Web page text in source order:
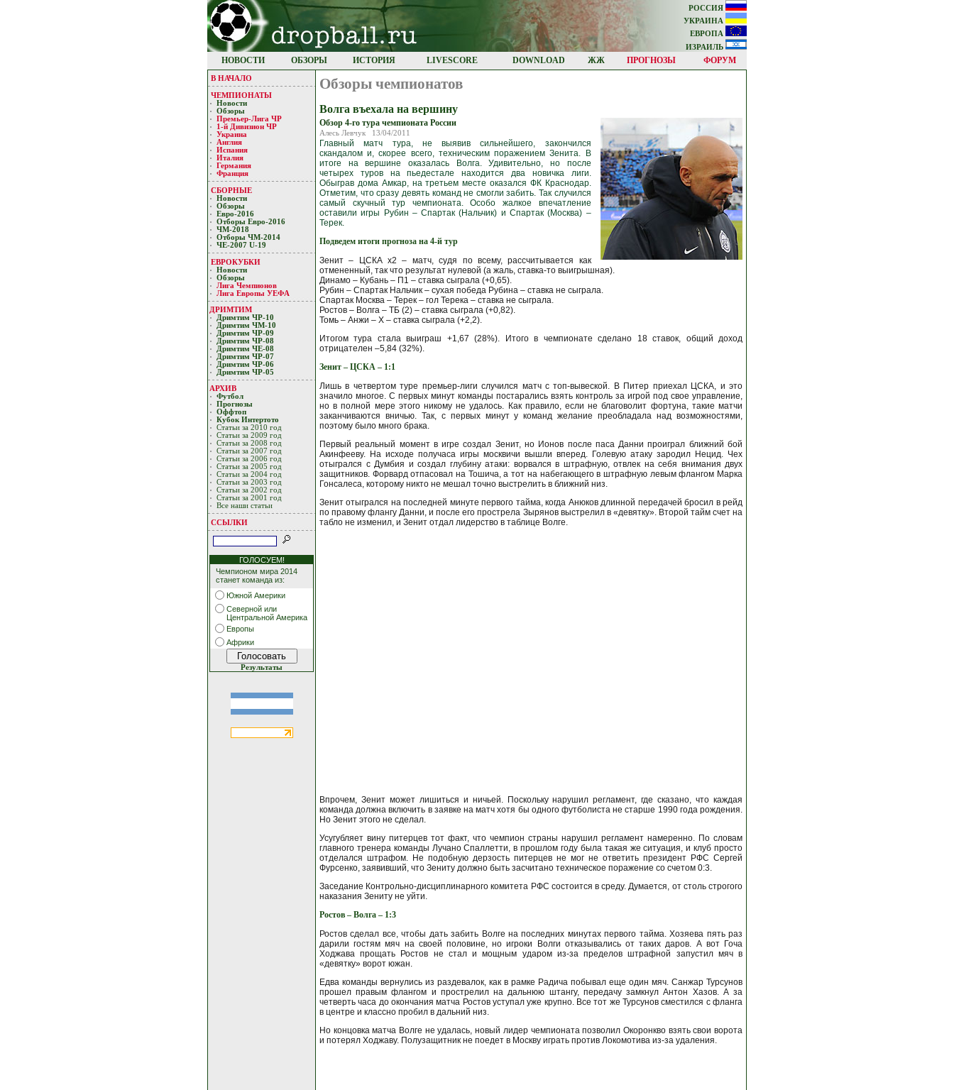
РОССИЯ
УКРАИНА
ЕВРОПА
ИЗРАИЛЬ
НОВОСТИ ОБЗОРЫ ИСТОРИЯ LIVESCORE DOWNLOAD ЖЖ ПРОГНОЗЫ ФОРУМ
В НАЧАЛО
ЧЕМПИОНАТЫ
Новости
Обзоры
Премьер-Лигa ЧР
1-й Дивизион ЧР
Украина
Англия
Испания
Италия
Германия
Франция
СБОРНЫЕ
Новости
Обзоры
Евро-2016
Отборы Евро-2016
ЧМ-2018
Отборы ЧМ-2014
ЧЕ-2007 U-19
ЕВРОКУБКИ
Новости
Обзоры
Лигa Чемпиoнoв
Лига Европы УЕФA
ДРИМТИМ
Дримтим ЧР-10
Дримтим ЧМ-10
Дримтим ЧР-09
Дримтим ЧР-08
Дримтим ЧЕ-08
Дримтим ЧР-07
Дримтим ЧР-06
Дримтим ЧР-05
АРХИВ
Футбол
Прогнозы
Оффтоп
Кубoк Интертoтo
Статьи за 2010 год
Статьи за 2009 год
Статьи за 2008 год
Статьи за 2007 год
Статьи за 2006 год
Статьи за 2005 год
Статьи за 2004 год
Статьи за 2003 год
Статьи за 2002 год
Статьи за 2001 год
Все наши статьи
ССЫЛКИ
ГОЛОСУЕМ!
Чемпионом мира 2014
станет команда из:
Южной Америки
Северной или
Центральной Америка
Европы
Африки
Результаты
Обзоры чемпионатов
Волга въехала на вершину
Обзор 4-го тура чемпионата России
Алесь Левчук 13/04/2011
Главный матч тура, не выявив сильнейшего, закончился
скандалом и, скорее всего, техническим поражением Зенита. В
итоге на вершине оказалась Волга. Удивительно, но после
четырех туров на пьедестале находится два новичка лиги.
Обыграв дома Амкар, на третьем месте оказался ФК Краснодар.
Отметим, что сразу девять команд не смогли забить. Так случился
самый скучный тур чемпионата. Особо жалкое впечатление
оставили игры Рубин – Спартак (Нальчик) и Спартак (Москва) –
Терек.
Подведем итоги прогноза на 4-й тур
Зенит – ЦСКА х2 – матч, судя по всему, рассчитывается как
отмененный, так что результат нулевой (а жаль, ставка-то выигрышная).
Динамо – Кубань – П1 – ставка сыграла (+0,65).
Рубин – Спартак Нальчик – сухая победа Рубина – ставка не сыграла.
Спартак Москва – Терек – гол Терека – ставка не сыграла.
Ростов – Волга – ТБ (2) – ставка сыграла (+0,82).
Томь – Анжи – Х – ставка сыграла (+2,2).
Итогом тура стала выиграш +1,67 (28%). Итого в чемпионате сделано 18 ставок, общий доход
отрицателен –5,84 (32%).
Зенит – ЦСКА – 1:1
Лишь в четвертом туре премьер-лиги случился матч с топ-вывеской. В Питер приехал ЦСКА, и это
значило многое. С первых минут команды постарались взять контроль за игрой под свое управление,
но в полной мере этого никому не удалось. Как правило, если не благоволит фортуна, такие матчи
заканчиваются вничью. Так, с первых минут у команд желание преобладала над возможностями,
поэтому было много брака.
Первый реальный момент в игре создал Зенит, но Ионов после паса Данни проиграл ближний бой
Акинфееву. На исходе получаса игры москвичи вышли вперед. Голевую атаку зародил Нецид. Чех
отыгрался с Думбия и создал глубину атаки: ворвался в штрафную, отвлек на себя внимания двух
защитников. Форвард отпасовал на Тошича, а тот на набегающего в штрафную левым флангом Марка
Гонсалеса, которому никто не мешал точно выстрелить в ближний низ.
Зенит отыгрался на последней минуте первого тайма, когда Анюков длинной передачей бросил в рейд
по правому флангу Данни, и после его прострела Зырянов выстрелил в «девятку». Второй тайм счет на
табло не изменил, и Зенит отдал лидерство в таблице Волге.
Впрочем, Зенит может лишиться и ничьей. Поскольку нарушил регламент, где сказано, что каждая
команда должна включить в заявке на матч хотя бы одного футболиста не старше 1990 года рождения.
Но Зенит этого не сделал.
Усугубляет вину питерцев тот факт, что чемпион страны нарушил регламент намеренно. По словам
главного тренера команды Лучано Спаллетти, в прошлом году была такая же ситуация, и клуб просто
отделался штрафом. Не подобную дерзость питерцев не мог не ответить президент РФС Сергей
Фурсенко, заявивший, что Зениту должно быть засчитано техническое поражение со счетом 0:3.
Заседание Контрольно-дисциплинарного комитета РФС состоится в среду. Думается, от столь строгого
наказания Зениту не уйти.
Ростов – Волга – 1:3
Ростов сделал все, чтобы дать забить Волге на последних минутах первого тайма. Хозяева пять раз
дарили гостям мяч на своей половине, но игроки Волги отказывались от таких даров. А вот Гоча
Ходжава прощать Ростов не стал и мощным ударом из-за пределов штрафной запустил мяч в
«девятку» ворот южан.
Едва команды вернулись из раздевалок, как в рамке Радича побывал еще один мяч. Санжар Турсунов
прошел правым флангом и прострелил на дальнюю штангу, передачу замкнул Антон Хазов. А за
четверть часа до окончания матча Ростов уступал уже крупно. Все тот же Турсунов сместился с фланга
в центре и классно пробил в дальний низ.
Но концовка матча Волге не удалась, новый лидер чемпионата позволил Окоронкво взять свои ворота
и потерял Ходжаву. Полузащитник не поедет в Москву играть против Локомотива из-за удаления.